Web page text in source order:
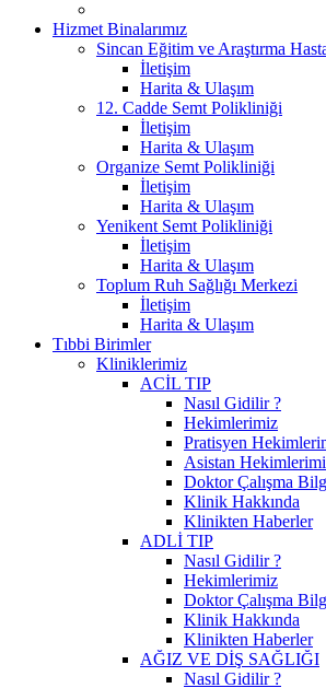
Hizmet Binalarımız
Sincan Eğitim ve Araştırma
İletişim
Harita & Ulaşım
12. Cadde Semt Polikliniği
İletişim
Harita & Ulaşım
Organize Semt Polikliniği
İletişim
Harita & Ulaşım
Yenikent Semt Polikliniği
İletişim
Harita & Ulaşım
Toplum Ruh Sağlığı Merkezi
İletişim
Harita & Ulaşım
Tıbbi Birimler
Kliniklerimiz
ACİL TIP
Nasıl Gidilir ?
Hekimlerimiz
Pratisyen
Asistan
Doktor Çalışma
Klinik Hakkında
Klinikten Haberler
ADLİ TIP
Nasıl Gidilir ?
Hekimlerimiz
Doktor Çalışma
Klinik Hakkında
Klinikten Haberler
AĞIZ VE DİŞ SAĞLIĞI
Nasıl Gidilir ?